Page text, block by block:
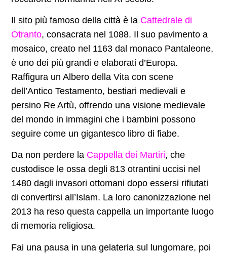
Il sito più famoso della città è la Cattedrale di
Otranto, consacrata nel 1088. Il suo pavimento a
mosaico, creato nel 1163 dal monaco Pantaleone,
è uno dei più grandi e elaborati d’Europa.
Raffigura un Albero della Vita con scene
dell’Antico Testamento, bestiari medievali e
persino Re Artù, offrendo una visione medievale
del mondo in immagini che i bambini possono
seguire come un gigantesco libro di fiabe.
Da non perdere la Cappella dei Martiri, che
custodisce le ossa degli 813 otrantini uccisi nel
1480 dagli invasori ottomani dopo essersi rifiutati
di convertirsi all’Islam. La loro canonizzazione nel
2013 ha reso questa cappella un importante luogo
di memoria religiosa.
Fai una pausa in una gelateria sul lungomare, poi